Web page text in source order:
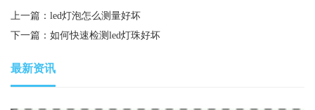
上一篇： led灯泡怎么测量好坏
下一篇： 如何快速检测led灯珠好坏
最新资讯